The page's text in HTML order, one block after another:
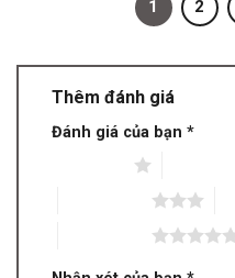
1 2
Thêm đánh giá
Đánh giá của bạn *